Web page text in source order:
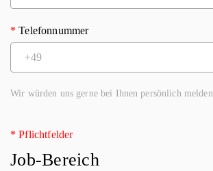
* Telefonnummer
Wir würden uns gerne bei Ihnen persönlich melden.
* Pflichtfelder
Job-Bereich